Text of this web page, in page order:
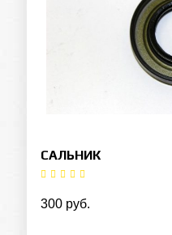
САЛЬНИК
300 руб.